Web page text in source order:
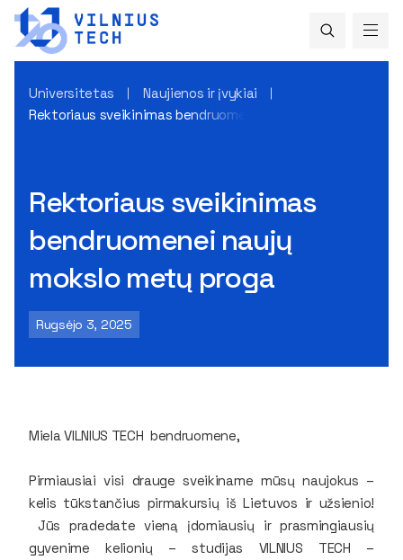
Universitetas
Naujienos ir įvykiai
Rektoriaus sveikinimas bendruomenei naujų mokslo metų
Rektoriaus sveikinimas
bendruomenei naujų
mokslo metų proga
Rugsėjo 3, 2025
Miela VILNIUS TECH bendruomene,
Pirmiausiai visi drauge sveikiname mūsų naujokus –
kelis tūkstančius pirmakursių iš Lietuvos ir užsienio!
Jūs pradedate vieną įdomiausių ir prasmingiausių
gyvenime kelionių – studijas VILNIUS TECH –